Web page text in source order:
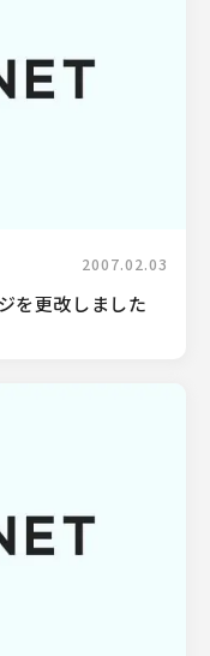
2007.02.03
を更改しました